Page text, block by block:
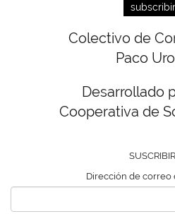
Colectivo de
Paco
Desarrollado
Cooperativa de
Dirección de